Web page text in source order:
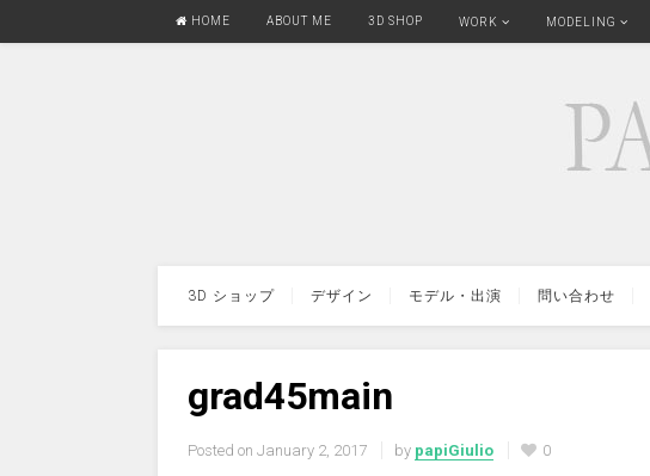
HOME ABOUT ME 3D SHOP WORK MODELING
3D ショップ デザイン モデル・出演 問い合わせ
grad45main
Posted on January 2, 2017 by papiGiulio 0